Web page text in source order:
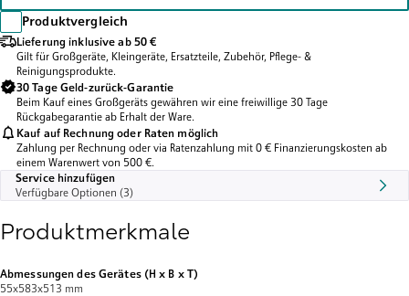
Produktvergleich
Lieferung inklusive ab 50 €
Gilt für Großgeräte, Kleingeräte, Ersatzteile, Zubehör, Pflege- &
Reinigungsprodukte.
30 Tage Geld-zurück-Garantie
Beim Kauf eines Großgeräts gewähren wir eine freiwillige 30 Tage
Rückgabegarantie ab Erhalt der Ware.
Kauf auf Rechnung oder Raten möglich
Zahlung per Rechnung oder via Ratenzahlung mit 0 € Finanzierungskosten ab
einem Warenwert von 500 €.
Service hinzufügen
Verfügbare Optionen (3)
Produktmerkmale
Abmessungen des Gerätes (H x B x T)
55x583x513 mm